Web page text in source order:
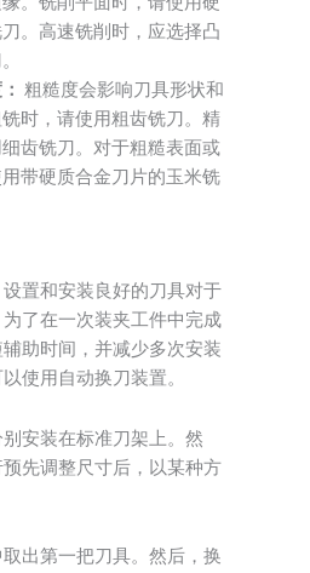
。高速铣削时，应选择凸
粗糙度会影响刀具形状和
时，请使用粗齿铣刀。精
齿铣刀。对于粗糙表面或
带硬质合金刀片的玉米铣
置和安装良好的刀具对于
了在一次装夹工件中完成
助时间，并减少多次安装
使用自动换刀装置。
安装在标准刀架上。然
先调整尺寸后，以某种方
出第一把刀具。然后，换